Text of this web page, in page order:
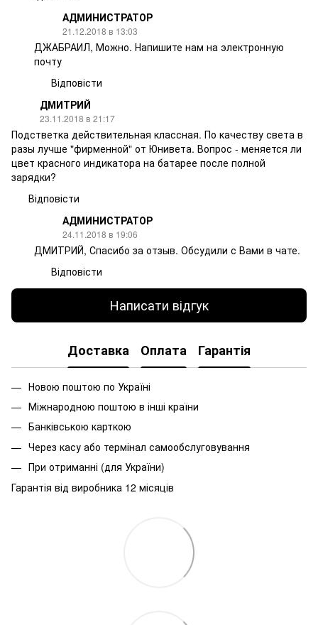
АДМИНИСТРАТОР
21.12.2018 в 13:03
ДЖАБРАИЛ, Можно. Напишите нам на электронную
почту
Відповісти
ДМИТРИЙ
23.11.2018 в 21:17
Подстветка действительная классная. По качеству света в
разы лучше "фирменной" от Юнивета. Вопрос - меняется ли
цвет красного индикатора на батарее после полной
зарядки?
Відповісти
АДМИНИСТРАТОР
24.11.2018 в 19:06
ДМИТРИЙ, Спасибо за отзыв. Обсудили с Вами в чате.
Відповісти
Написати відгук
Доставка Оплата Гарантія
Новою поштою по Україні
Міжнародною поштою в інші країни
Банківською карткою
Через касу або термінал самообслуговування
При отриманні (для України)
Гарантія від виробника 12 місяців